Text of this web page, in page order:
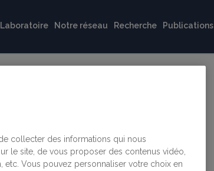
Laboratoire Notre réseau Recherche Publications
collecter des informations qui nous
le site, de vous proposer des contenus vidéo,
etc. Vous pouvez personnaliser votre choix en